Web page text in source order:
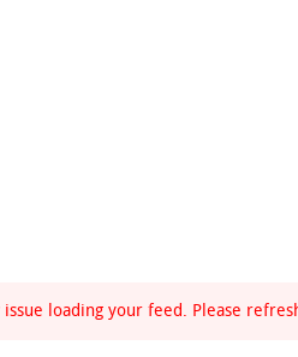
issue loading your feed. Please